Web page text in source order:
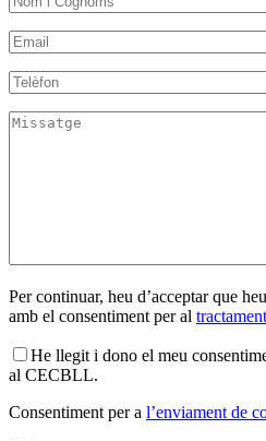
Per continuar, heu d’acceptar que
amb el consentiment per al
He llegit i dono el meu
al CECBLL.
Consentiment per a l’enviament de